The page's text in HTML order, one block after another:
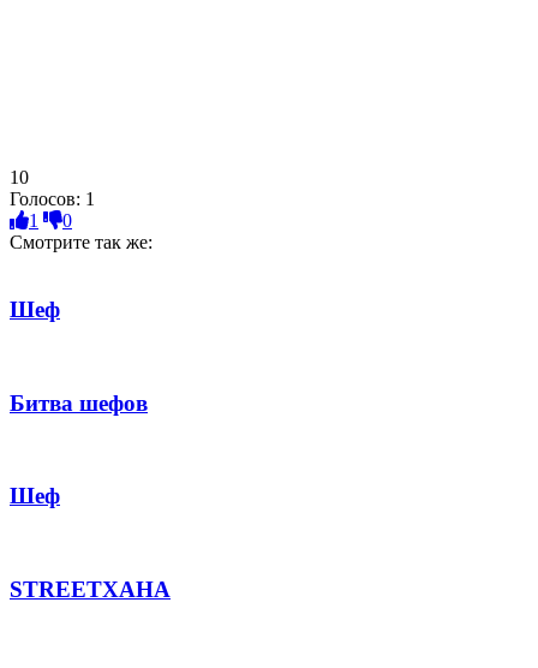
10
Голосов: 1
1
0
Смотрите так же:
Шеф
Битва шефов
Шеф
STREETХАНА